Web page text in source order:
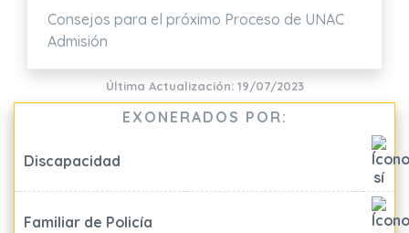
Consejos para el próximo Proceso de UNAC
Admisión
Última Actualización: 19/07/2023
EXONERADOS POR:
Discapacidad
Familiar de Policía